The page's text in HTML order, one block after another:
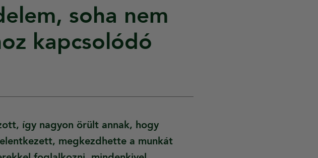
soha nem
kapcsolódó
így nagyon örült annak, hogy
megkezdhette a munkát